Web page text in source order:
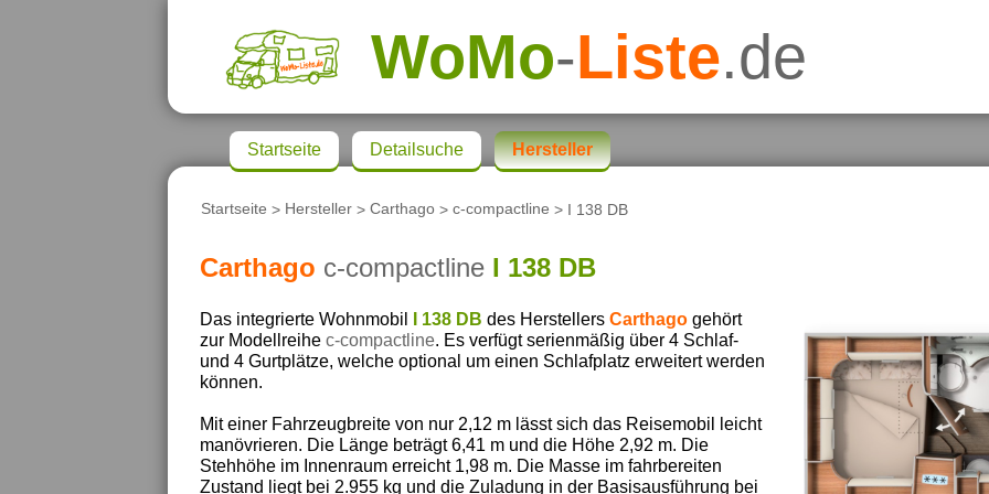
WoMo-Liste.de
Startseite > Hersteller >Carthago >c-compactline > I 138 DB
Carthago c-compactline I 138 DB
Das integrierte Wohnmobil I 138 DB des Herstellers Carthagogehört
zur Modellreihe c-compactline. Es verfügt serienmäßig über 4 Schlaf-
und 4 Gurtplätze, welche optional um einen Schlafplatz erweitert werden
können.
Mit einer Fahrzeugbreite von nur 2,12 m lässt sich das Reisemobil leicht
manövrieren. Die Länge beträgt 6,41 m und die Höhe 2,92 m. Die
Stehhöhe im Innenraum erreicht 1,98 m. Die Masse im fahrbereiten
Zustand liegt bei 2.955 kg und die Zuladung in der Basisausführung bei
Startseite Detailsuche Hersteller